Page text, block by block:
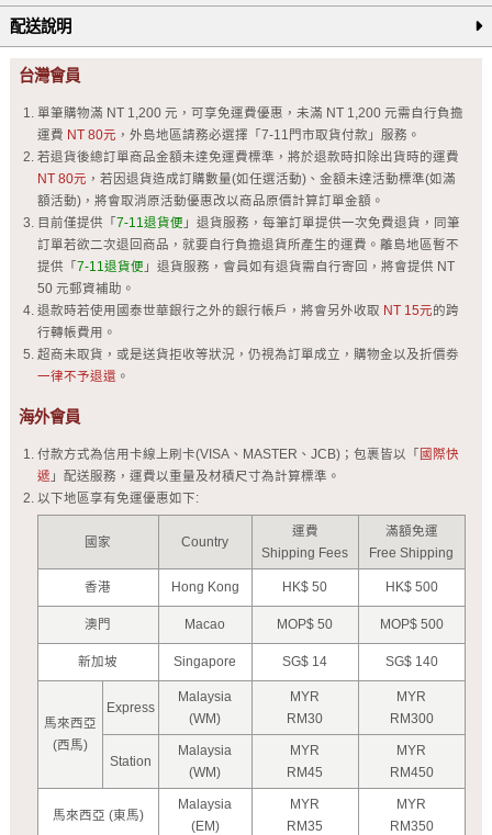
配送說明
台灣會員
單筆購物滿 NT 1,200 元，可享免運費優惠，未滿 NT 1,200 元需自行負擔
運費 NT 80元 ，外島地區請務必選擇「7-11門市取貨付款」服務。
若退貨後總訂單商品金額未達免運費標準，將於退款時扣除出貨時的運費
NT 80元 ，若因退貨造成訂購數量(如任選活動)、金額未達活動標準(如滿
額活動)，將會取消原活動優惠改以商品原價計算訂單金額。
目前僅提供「 7-11退貨便 」退貨服務，每筆訂單提供一次免費退貨，同筆
訂單若欲二次退回商品，就要自行負擔退貨所產生的運費。離島地區暫不
提供「 7-11退貨便 」退貨服務，會員如有退貨需自行寄回，將會提供 NT
50 元郵資補助。
退款時若使用國泰世華銀行之外的銀行帳戶，將會另外收取 NT 15元的跨
行轉帳費用。
超商未取貨，或是送貨拒收等狀況，仍視為訂單成立，購物金以及折價劵
一律不予退還 。
海外會員
付款方式為信用卡線上刷卡(VISA、MASTER、JCB)；包裹皆以「 國際快
遞 」配送服務，運費以重量及材積尺寸為計算標準。
以下地區享有免運優惠如下:
國家 Country
運費
Shipping Fees
滿額免運
Free Shipping
香港 Hong Kong HK$ 50 HK$ 500
澳門 Macao MOP$ 50 MOP$ 500
新加坡 Singapore SG$ 14 SG$ 140
馬來西亞
(西馬)
Express
Malaysia
(WM)
MYR
RM30
MYR
RM300
Station
Malaysia
(WM)
MYR
RM45
MYR
RM450
馬來西亞 (東馬)
Malaysia
(EM)
MYR
RM35
MYR
RM350